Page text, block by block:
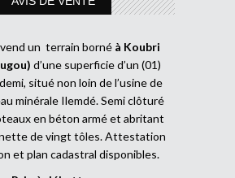
un terrain borné à Koubri
d’une superficie d’un (01)
situé non loin de l’usine de
minérale Ilemdé. Semi clôturé
en béton armé et abritant
de vingt tôles. Attestation
et plan cadastral disponibles.